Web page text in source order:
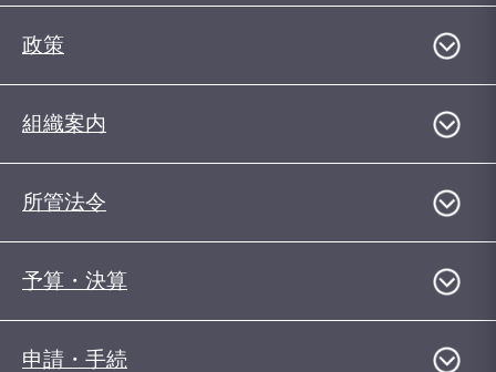
政策
組織案内
所管法令
予算・決算
申請・手続